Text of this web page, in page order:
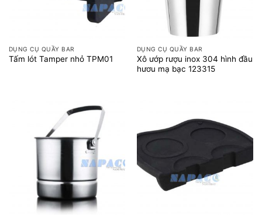
DỤNG CỤ QUẦY BAR
Tấm lót Tamper nhỏ TPM01
DỤNG CỤ QUẦY BAR
Xô ướp rượu inox 304 hình đầu
hươu mạ bạc 123315